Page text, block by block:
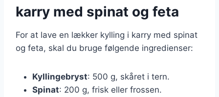
karry med spinat og feta
For at lave en lækker kylling i karry med spinat
og feta, skal du bruge følgende ingredienser:
Kyllingebryst: 500 g, skåret i tern.
Spinat: 200 g, frisk eller frossen.